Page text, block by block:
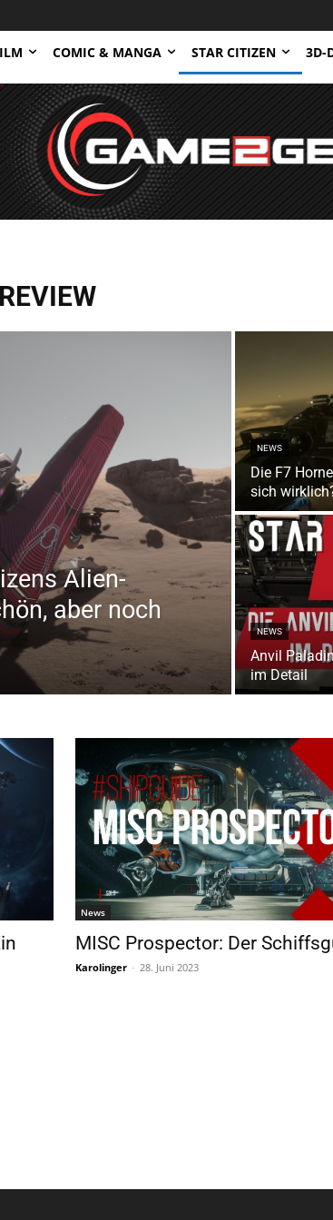
COMIC & MANGA STAR CITIZEN 3D-
Alien-
aber noch
NEWS
Die F7
sich
NEWS
Anvil
im Detail
News
MISC Prospector: Der
Karolinger - 28. Juni 2023